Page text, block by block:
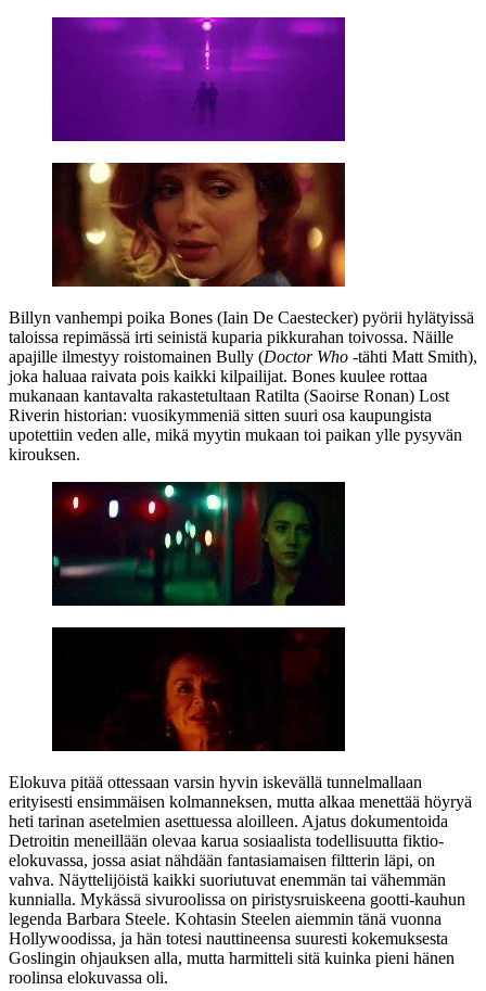
Billyn vanhempi poika Bones (Iain De Caestecker) pyörii hylätyissä
taloissa repimässä irti seinistä kuparia pikkurahan toivossa. Näille
apajille ilmestyy roistomainen Bully (Doctor Who ‑tähti Matt Smith),
joka haluaa raivata pois kaikki kilpailijat. Bones kuulee rottaa
mukanaan kantavalta rakastetultaan Ratilta (Saoirse Ronan) Lost
Riverin historian: vuosikymmeniä sitten suuri osa kaupungista
upotettiin veden alle, mikä myytin mukaan toi paikan ylle pysyvän
kirouksen.
Elokuva pitää ottessaan varsin hyvin iskevällä tunnelmallaan
erityisesti ensimmäisen kolmanneksen, mutta alkaa menettää höyryä
heti tarinan asetelmien asettuessa aloilleen. Ajatus dokumentoida
Detroitin meneillään olevaa karua sosiaalista todellisuutta fiktio-
elokuvassa, jossa asiat nähdään fantasiamaisen filtterin läpi, on
vahva. Näyttelijöistä kaikki suoriutuvat enemmän tai vähemmän
kunnialla. Mykässä sivuroolissa on piristysruiskeena gootti-kauhun
legenda Barbara Steele. Kohtasin Steelen aiemmin tänä vuonna
Hollywoodissa, ja hän totesi nauttineensa suuresti kokemuksesta
Goslingin ohjauksen alla, mutta harmitteli sitä kuinka pieni hänen
roolinsa elokuvassa oli.